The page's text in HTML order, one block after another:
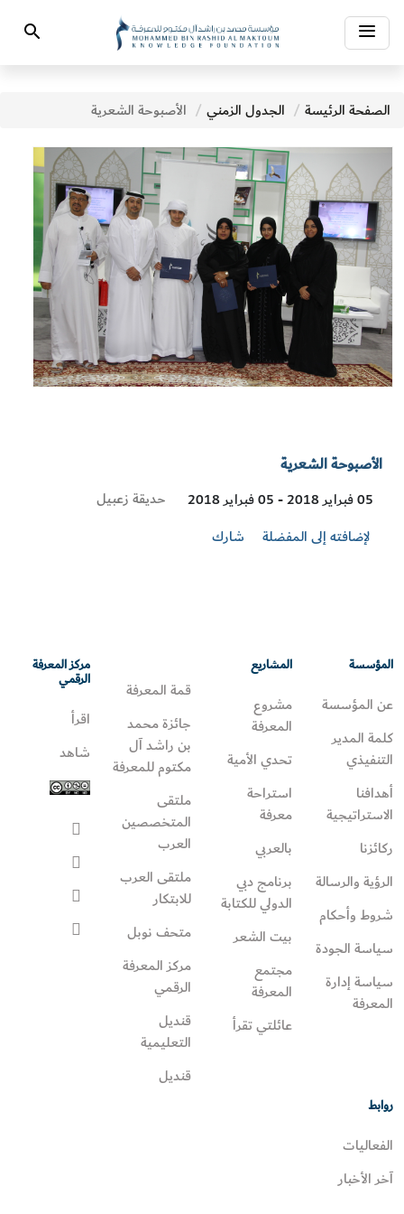
Toggle
navigation
Search
الصفحة الرئيسة الجدول الزمني الأصبوحة الشعرية
الأصبوحة الشعرية
05 فبراير 2018 - 05 فبراير 2018
Visit
حديقة زعبيل
لإضافته إلى المفضلة
شارك
المؤسسة
عن المؤسسة
كلمة المدير
التنفيذي
أهدافنا
الاستراتيجية
ركائزنا
الرؤية والرسالة
شروط وأحكام
سياسة الجودة
سياسة إدارة
المعرفة
المشاريع
مشروع
المعرفة
تحدي الأمية
استراحة
معرفة
بالعربي
برنامج دبي
الدولي للكتابة
بيت الشعر
مجتمع
المعرفة
عائلتي تقرأ‎
قمة المعرفة
جائزة محمد
بن راشد آل
مكتوم للمعرفة
ملتقى
المتخصصين
العرب
ملتقى العرب
للابتكار
متحف نوبل
مركز المعرفة
الرقمي
قنديل
التعليمية
قنديل
مركز المعرفة
الرقمي
اقرأ
شاهد
روابط
الفعاليات
آخر الأخبار